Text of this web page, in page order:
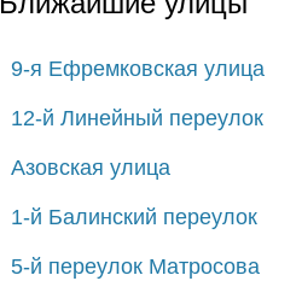
9-я Ефремковская улица
12-й Линейный переулок
Азовская улица
1-й Балинский переулок
5-й переулок Матросова